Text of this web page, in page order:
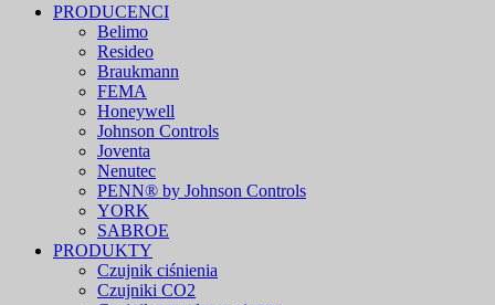
PRODUCENCI
Belimo
Resideo
Braukmann
FEMA
Honeywell
Johnson Controls
Joventa
Nenutec
PENN® by Johnson Controls
YORK
SABROE
PRODUKTY
Czujnik ciśnienia
Czujniki CO2